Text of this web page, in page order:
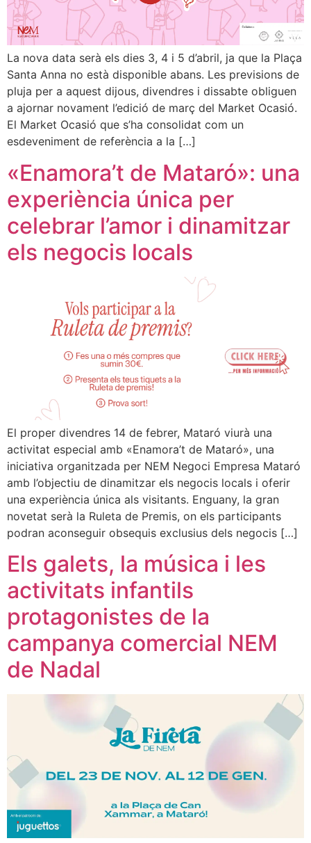
La nova data serà els dies 3, 4 i 5 d’abril, ja que la Plaça
Santa Anna no està disponible abans. Les previsions de
pluja per a aquest dijous, divendres i dissabte obliguen
a ajornar novament l’edició de març del Market Ocasió.
El Market Ocasió que s’ha consolidat com un
esdeveniment de referència a la […]
«Enamora’t de Mataró»: una
experiència única per
celebrar l’amor i dinamitzar
els negocis locals
El proper divendres 14 de febrer, Mataró viurà una
activitat especial amb «Enamora’t de Mataró», una
iniciativa organitzada per NEM Negoci Empresa Mataró
amb l’objectiu de dinamitzar els negocis locals i oferir
una experiència única als visitants. Enguany, la gran
novetat serà la Ruleta de Premis, on els participants
podran aconseguir obsequis exclusius dels negocis […]
Els galets, la música i les
activitats infantils
protagonistes de la
campanya comercial NEM
de Nadal